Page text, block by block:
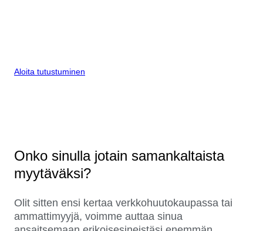
Aloita tutustuminen
Onko sinulla jotain samankaltaista
myytäväksi?
Olit sitten ensi kertaa verkkohuutokaupassa tai
ammattimyyjä, voimme auttaa sinua